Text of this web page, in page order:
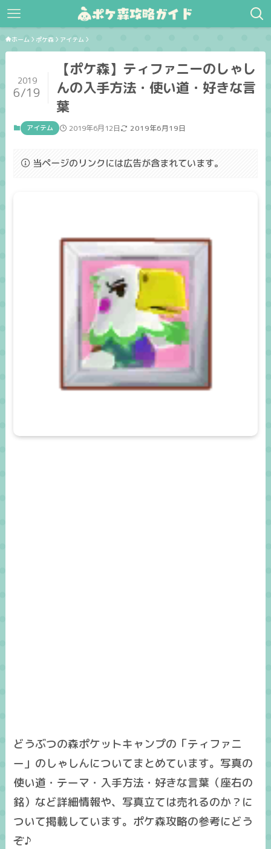
ホーム ポケ森 アイテム
【ポケ森】ティファニーのしゃし
んの入手方法・使い道・好きな言
葉
2019
6/19
アイテム 2019年6月12日 2019年6月19日
当ページのリンクには広告が含まれています。
どうぶつの森ポケットキャンプの「ティファニ
ー」のしゃしんについてまとめています。写真の
使い道・テーマ・入手方法・好きな言葉（座右の
銘）など詳細情報や、写真立ては売れるのか？に
ついて掲載しています。ポケ森攻略の参考にどう
ぞ♪